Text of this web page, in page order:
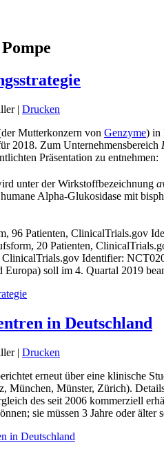
| Drucken
Mutterkonzern von Genzyme) in
2018. Zum Unternehmensbereich
Präsentation zu entnehmen:
unter der Wirkstoffbezeichnung
Alpha-Glukosidase mit
96 Patienten, ClinicalTrials.gov
20 Patienten,
Identifier:
soll im 4. Quartal 2019
in Deutschland
| Drucken
erneut über eine klinische
München, Münster, Zürich).
des seit 2006 kommerziell
sie müssen 3 Jahre oder
in Deutschland